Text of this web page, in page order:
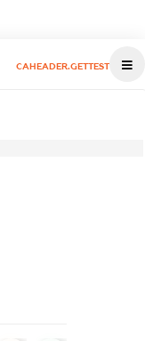
CAHEADER.GETTEST